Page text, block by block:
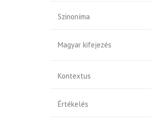
Szinoníma
Magyar kifejezés
Kontextus
Értékelés